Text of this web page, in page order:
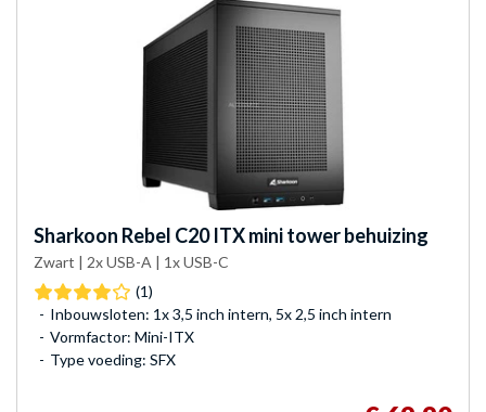
Sharkoon Rebel C20 ITX mini tower behuizing
Zwart | 2x USB-A | 1x USB-C
(1)
Inbouwsloten: 1x 3,5 inch intern, 5x 2,5 inch intern
Vormfactor: Mini-ITX
Type voeding: SFX